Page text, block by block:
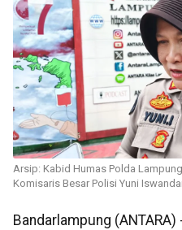
Arsip: Kabid Humas Polda
Komisaris Besar Polisi Yuni
Bandarlampung